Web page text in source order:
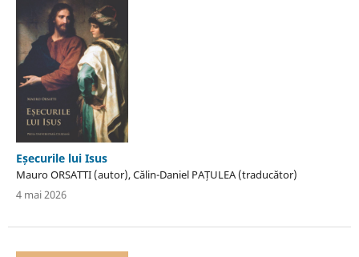
Eșecurile lui Isus
Mauro ORSATTI (autor), Călin-Daniel PAȚULEA (traducător)
4 mai 2026